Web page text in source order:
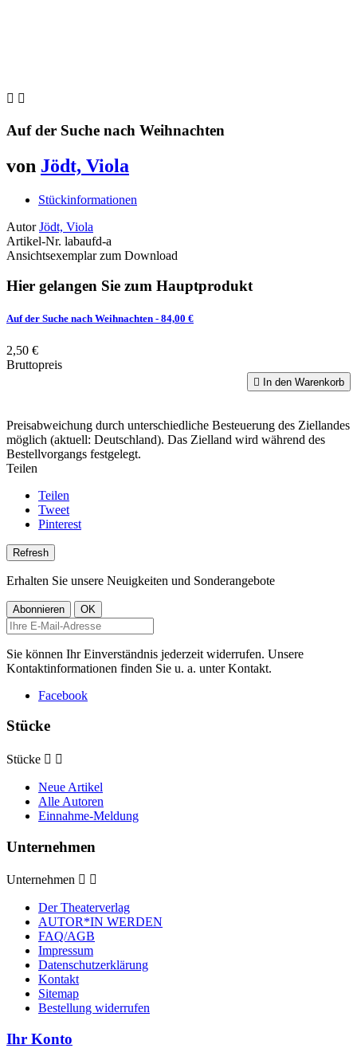
 
Auf der Suche nach Weihnachten
von Jödt, Viola
Stückinformationen
Autor Jödt, Viola
Artikel-Nr. labaufd-a
Ansichtsexemplar zum Download
Hier gelangen Sie zum Hauptprodukt
Auf der Suche nach Weihnachten - 84,00 €
2,50 €
Bruttopreis
 In den Warenkorb
Preisabweichung durch unterschiedliche Besteuerung des Ziellandes
möglich (aktuell: Deutschland). Das Zielland wird während des
Bestellvorgangs festgelegt.
Teilen
Teilen
Tweet
Pinterest
Erhalten Sie unsere Neuigkeiten und Sonderangebote
Sie können Ihr Einverständnis jederzeit widerrufen. Unsere
Kontaktinformationen finden Sie u. a. unter Kontakt.
Facebook
Stücke
Stücke  
Neue Artikel
Alle Autoren
Einnahme-Meldung
Unternehmen
Unternehmen  
Der Theaterverlag
AUTOR*IN WERDEN
FAQ/AGB
Impressum
Datenschutzerklärung
Kontakt
Sitemap
Bestellung widerrufen
Ihr Konto